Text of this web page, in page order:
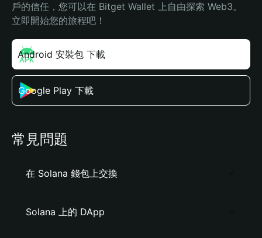
戶的信任，您可以在 Bitget Wallet 上自由探索 Web3。
立即開始您的旅程吧！
Android 安裝包 下載
Google Play 下載
常見問題
在 Solana 錢包上交換
Solana 上的 DApp